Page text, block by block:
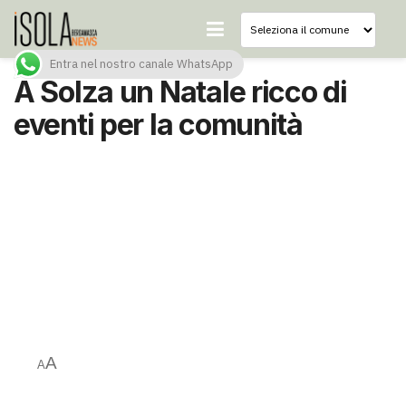
A Solza un Natale ricco di
eventi per la comunità
AA
Entra nel nostro canale WhatsApp